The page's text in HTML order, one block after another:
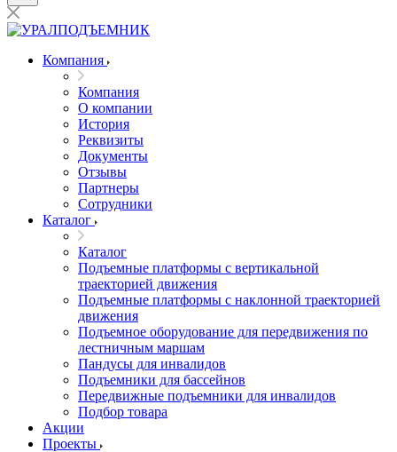
Компания
Компания
О компании
История
Реквизиты
Документы
Отзывы
Партнеры
Сотрудники
Каталог
Каталог
Подъемные платформы с вертикальной
траекторией движения
Подъемные платформы с наклонной траекторией
движения
Подъемное оборудование для передвижения по
лестничным маршам
Пандусы для инвалидов
Подъемники для бассейнов
Передвижные подъемники для инвалидов
Подбор товара
Акции
Проекты